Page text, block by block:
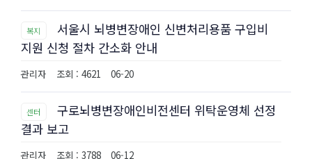
복지
서울시 뇌병변장애인 신변처리용품 구입비
지원 신청 절차 간소화 안내
관리자 조회 : 4621 06-20
센터
구로뇌병변장애인비전센터 위탁운영체 선정
결과 보고
관리자 조회 : 3788 06-12